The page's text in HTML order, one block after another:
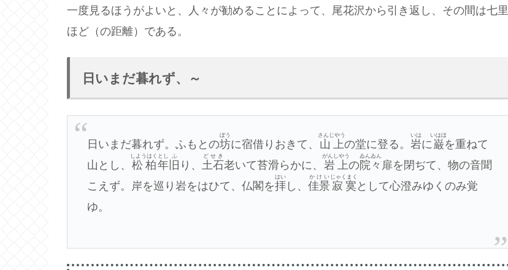
一度見るほうがよいと、人々が勧めることによって、尾花沢から引き返し、その間は七里
ほど（の距離）である。
日いまだ暮れず、～
日いまだ暮れず。ふもとの坊
ぼう
に宿借りおきて、 山上
さんじやう
の堂に登る。岩
いは
に 巌
いはほ
を重ねて
山とし、 松柏
しようはく
年
とし
旧
ふ
り、 土石
どせき
老いて苔滑らかに、 岩上
がんしやう
の院々
ゐんゐん
扉を閉ぢて、物の音聞
こえず。岸を巡り岩をはひて、仏閣を拝
はい
し、佳景
かけい
寂寞
じゃくまく
として心澄みゆくのみ覚
ゆ。